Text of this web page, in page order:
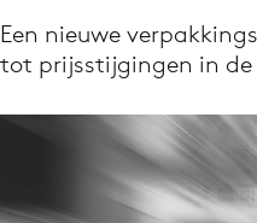
Volg het laatste
Een nieuwe
tot prijsstijgingen in